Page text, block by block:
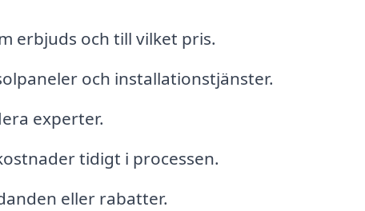
erbjuds och till vilket pris.
och installationstjänster.
experter.
tidigt i processen.
eller rabatter.